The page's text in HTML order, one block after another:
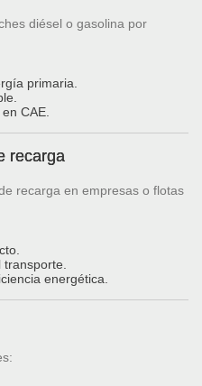
diésel o gasolina por
primaria.
CAE.
recarga
recarga en empresas o flotas
transporte.
energética.